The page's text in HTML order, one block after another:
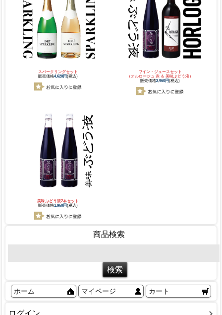
スパークリングセット
販売価格4,620円(税込)
ワイン・ジュースセット
（オルロージュ 赤 ＆ 美味ぶどう液）
販売価格2,960円(税込)
美味ぶどう液2本セット
販売価格1,960円(税込)
商品検索
ホーム マイページ カート
ログイン